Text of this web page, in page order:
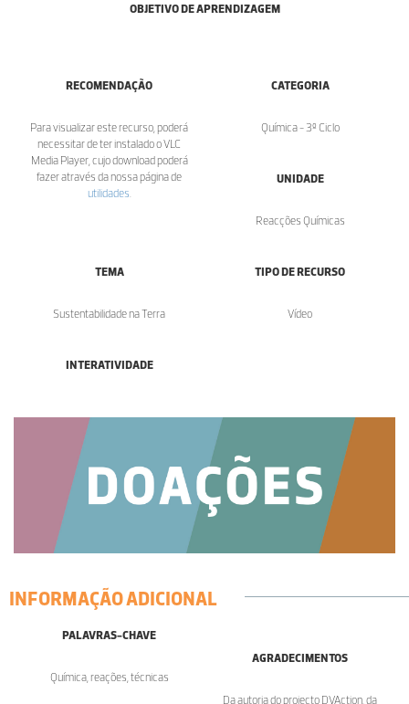
OBJETIVO DE APRENDIZAGEM
RECOMENDAÇÃO
Para visualizar este recurso, poderá
necessitar de ter instalado o VLC
Media Player, cujo download poderá
fazer através da nossa página de
utilidades
CATEGORIA
Química - 3º Ciclo
UNIDADE
Reacções Químicas
TEMA
Sustentabilidade na Terra
TIPO DE RECURSO
Vídeo
INTERATIVIDADE
INFORMAÇÃO ADICIONAL
PALAVRAS-CHAVE
Química, reações, técnicas
AGRADECIMENTOS
Da autoria do projecto DVAction, da